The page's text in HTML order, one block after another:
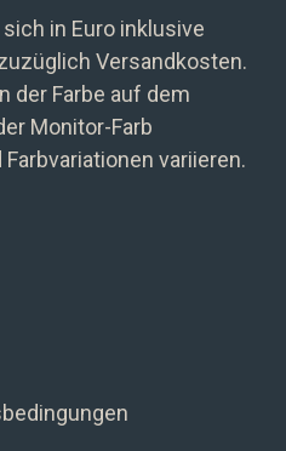
in Euro inklusive
Versandkosten.
der Farbe auf dem
Monitor-Farb
variieren.